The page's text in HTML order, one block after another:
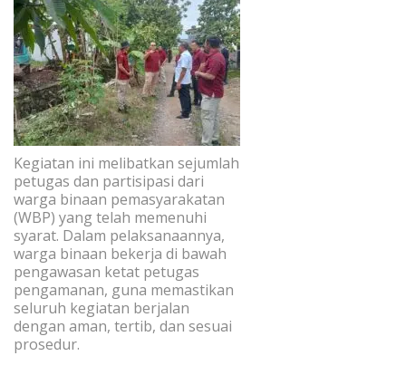
Kegiatan ini melibatkan sejumlah
petugas dan partisipasi dari
warga binaan pemasyarakatan
(WBP) yang telah memenuhi
syarat. Dalam pelaksanaannya,
warga binaan bekerja di bawah
pengawasan ketat petugas
pengamanan, guna memastikan
seluruh kegiatan berjalan
dengan aman, tertib, dan sesuai
prosedur.